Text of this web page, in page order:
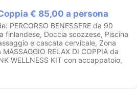
€ 85,00 a persona
PERCORSO BENESSERE da 90
finlandese, Doccia scozzese, Piscina
e cascata cervicale, Zona
RELAX DI COPPIA da
WELLNESS KIT con accappatoio,